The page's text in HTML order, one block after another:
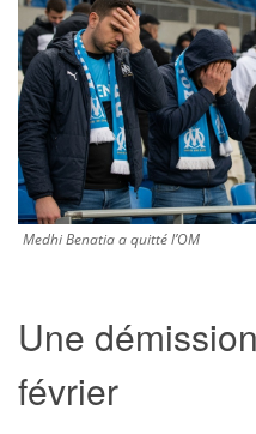
Medhi Benatia a quitté l’OM
Une
février